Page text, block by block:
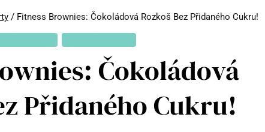
/ Fitness Brownies: Čokoládová Rozkoš Bez Přidaného Cukru!
Čokoládová
Přidaného Cukru!